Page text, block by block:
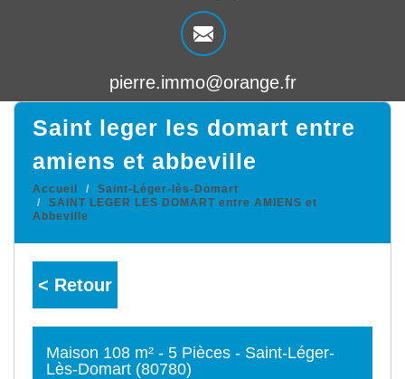
pierre.immo@orange.fr
saint leger les domart entre
amiens et abbeville
Accueil
Saint-Léger-lès-Domart
SAINT LEGER LES DOMART entre AMIENS et
Abbeville
< Retour
Maison 108 m² - 5 Pièces - Saint-Léger-
Lès-Domart (80780)